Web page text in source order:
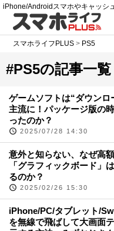
iPhone/Androidスマホやキャッシ
スマホライフPLUS > PS5
#PS5の記事一覧
ゲームソフトは“ダウンロ
主流に！パッケージ版の
ったのか？
2025/07/28 14:30
意外と知らない、なぜ高
「グラフィックボード」
るのか？
2025/02/26 15:30
iPhone/PC/タブレット/
を無線で飛ばして大画面